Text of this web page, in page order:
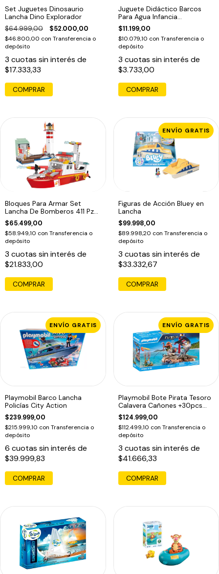
Set Juguetes Dinosaurio
Lancha Dino Explorador
$64.999,00 $52.000,00
$46.800,00 con Transferencia o
depósito
3 cuotas sin interés de
$17.333,33
Juguete Didáctico Barcos
Para Agua Infancia
Montessori Multicolor
$11.199,00
$10.079,10 con Transferencia o
depósito
3 cuotas sin interés de
$3.733,00
Bloques Para Armar Set
Lancha De Bomberos 411 Pz
Cogo 251
$65.499,00
$58.949,10 con Transferencia o
depósito
3 cuotas sin interés de
$21.833,00
ENVÍO GRATIS
Figuras de Acción Bluey en
Lancha
$99.998,00
$89.998,20 con Transferencia o
depósito
3 cuotas sin interés de
$33.332,67
ENVÍO GRATIS
Playmobil Barco Lancha
Policías City Action
$239.999,00
$215.999,10 con Transferencia o
depósito
6 cuotas sin interés de
$39.999,83
ENVÍO GRATIS
Playmobil Bote Pirata Tesoro
Calavera Cañones +30pcs
71794
$124.999,00
$112.499,10 con Transferencia o
depósito
3 cuotas sin interés de
$41.666,33
COMPRAR